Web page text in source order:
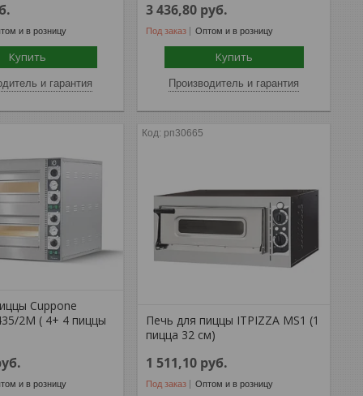
и в розницу
Купить
и гарантия
3 436,80 руб.
Под заказ Оптом и в розницу
Купить
Производитель и гарантия
Cuppone
2M ( 4+ 4 пиццы
и в розницу
рп30665
Печь для пиццы ITPIZZA MS1 (1
пицца 32 см)
1 511,10 руб.
Под заказ Оптом и в розницу